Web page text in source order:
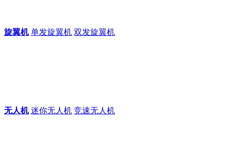
旋翼机 单发旋翼机 双发旋翼机
无人机 迷你无人机 竞速无人机